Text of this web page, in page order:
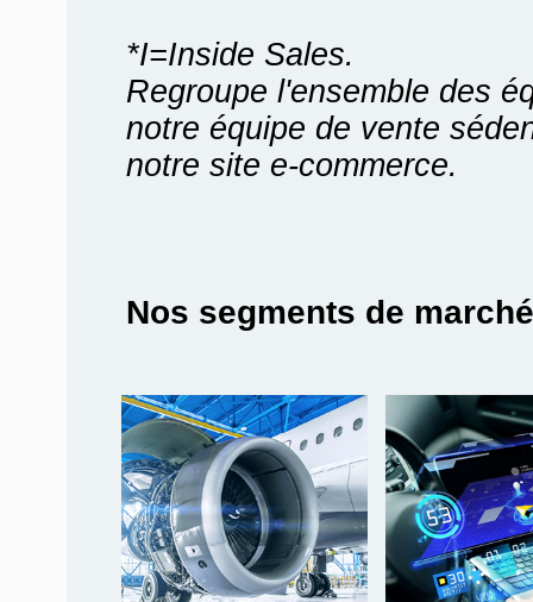
*I=Inside Sales.
Regroupe l'ensemble des
notre équipe de vente
notre site e-commerce.
Nos segments de